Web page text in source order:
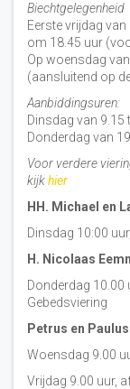
Biechtgelegenheid
Eerste vrijdag
om 18.45 uur
Op woensdag
(aansluitend op
Aanbiddingsuren:
Dinsdag van 9.15
Donderdag van
Voor verdere
kijkhier
HH. Michael en
Dinsdag 10:00
H. Nicolaas
Donderdag 10.00
Gebedsviering
Petrus en
Woensdag 9.00
Vrijdag 9.00 uur,